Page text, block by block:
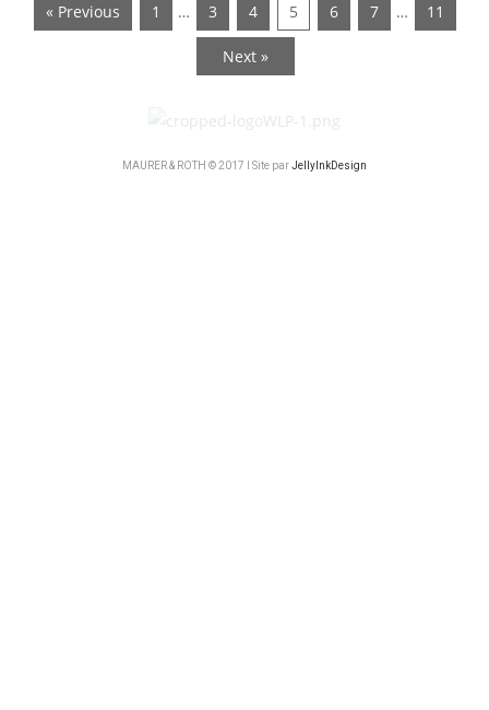
« Previous 1 … 3 4 5 6 7 … 11
Next »
MAURER & ROTH © 2017 I Site parJellyInkDesign